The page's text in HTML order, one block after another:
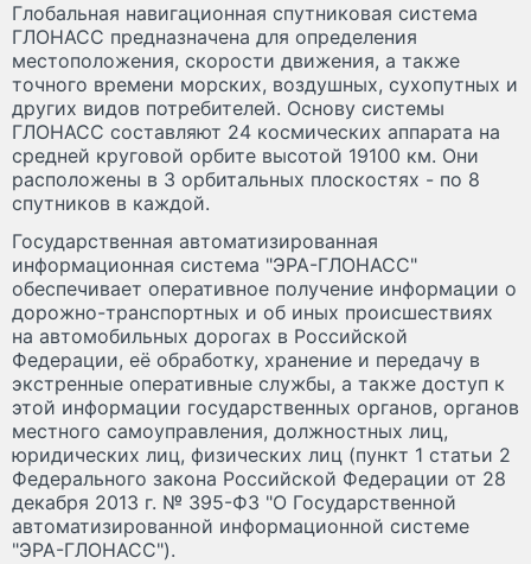
Глобальная навигационная спутниковая система
ГЛОНАСС предназначена для определения
местоположения, скорости движения, а также
точного времени морских, воздушных, сухопутных и
других видов потребителей. Основу системы
ГЛОНАСС составляют 24 космических аппарата на
средней круговой орбите высотой 19100 км. Они
расположены в 3 орбитальных плоскостях - по 8
спутников в каждой.
Государственная автоматизированная
информационная система "ЭРА-ГЛОНАСС"
обеспечивает оперативное получение информации о
дорожно-транспортных и об иных происшествиях
на автомобильных дорогах в Российской
Федерации, её обработку, хранение и передачу в
экстренные оперативные службы, а также доступ к
этой информации государственных органов, органов
местного самоуправления, должностных лиц,
юридических лиц, физических лиц (пункт 1 статьи 2
Федерального закона Российской Федерации от 28
декабря 2013 г. № 395-ФЗ "О Государственной
автоматизированной информационной системе
"ЭРА-ГЛОНАСС").